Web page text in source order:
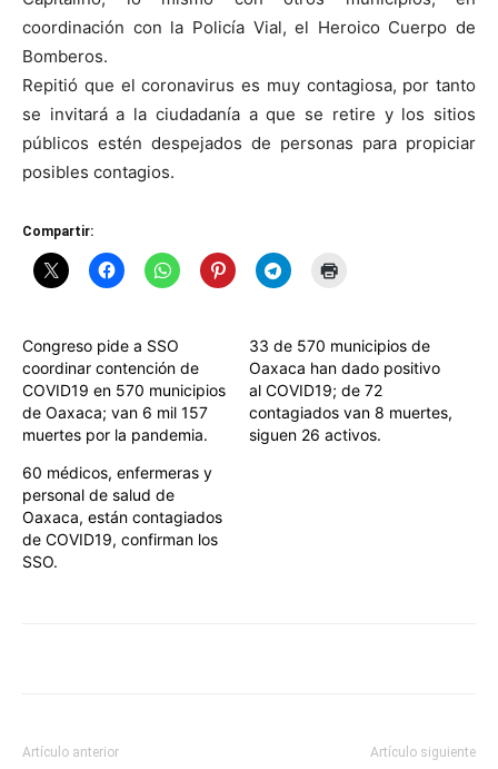
coordinación con la Policía Vial, el Heroico Cuerpo de
Bomberos.
Repitió que el coronavirus es muy contagiosa, por tanto
se invitará a la ciudadanía a que se retire y los sitios
públicos estén despejados de personas para propiciar
posibles contagios.
Compartir:
Congreso pide a SSO
coordinar contención de
COVID19 en 570 municipios
de Oaxaca; van 6 mil 157
muertes por la pandemia.
33 de 570 municipios de
Oaxaca han dado positivo
al COVID19; de 72
contagiados van 8 muertes,
siguen 26 activos.
60 médicos, enfermeras y
personal de salud de
Oaxaca, están contagiados
de COVID19, confirman los
SSO.
Artículo anterior Artículo siguiente